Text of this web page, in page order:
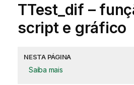
TTest_dif –
script e gráfico
NESTA PÁGINA
Saiba mais